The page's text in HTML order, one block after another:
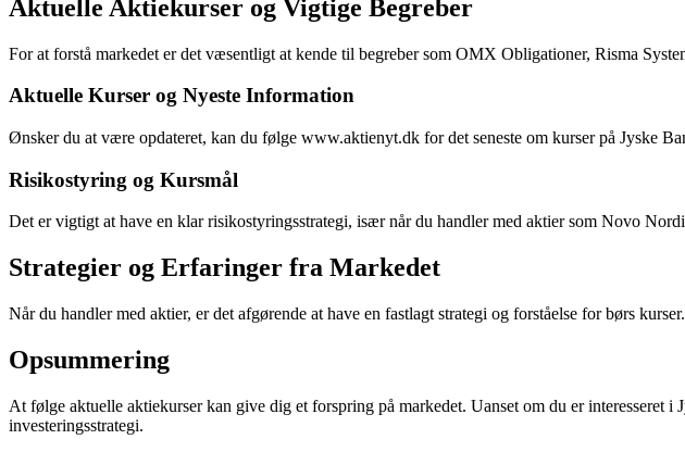
Aktuelle Aktiekurser og Vigtige Begreber
For at forstå markedet er det væsentligt at kende til begreber som OMX Obligationer, Risma
Aktuelle Kurser og Nyeste Information
Ønsker du at være opdateret, kan du følge www.aktienyt.dk for det seneste om kurser på Jyske
Risikostyring og Kursmål
Det er vigtigt at have en klar risikostyringsstrategi, især når du handler med aktier som Novo
Strategier og Erfaringer fra Markedet
Når du handler med aktier, er det afgørende at have en fastlagt strategi og forståelse for børs
Opsummering
At følge aktuelle aktiekurser kan give dig et forspring på markedet. Uanset om du er
investeringsstrategi.